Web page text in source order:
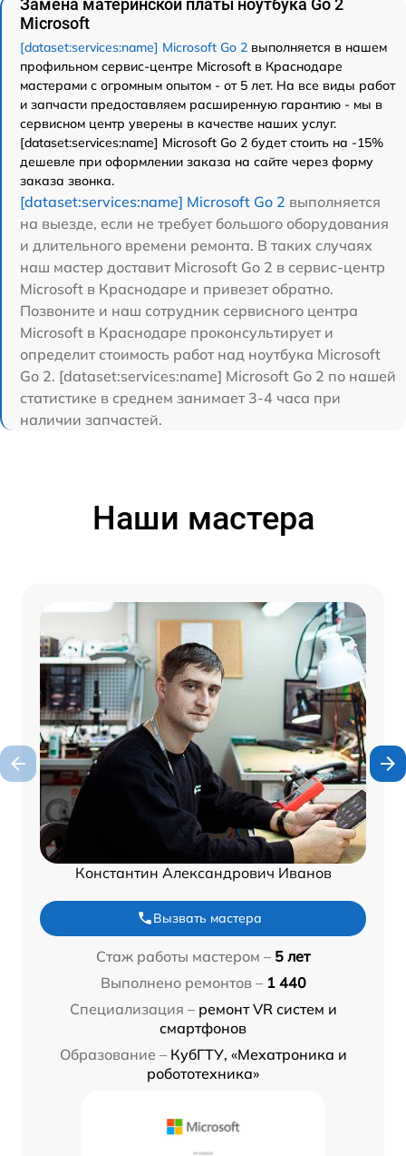
Microsoft
[dataset:services:name] Microsoft Go 2 выполняется в нашем
профильном сервис-центре Microsoft в Краснодаре
мастерами с огромным опытом - от 5 лет. На все виды работ
и запчасти предоставляем расширенную гарантию - мы в
сервисном центр уверены в качестве наших услуг.
[dataset:services:name] Microsoft Go 2 будет стоить на -15%
дешевле при оформлении заказа на сайте через форму
заказа звонка.
[dataset:services:name] Microsoft Go 2 выполняется
на выезде, если не требует большого оборудования
и длительного времени ремонта. В таких случаях
наш мастер доставит Microsoft Go 2 в сервис-центр
Microsoft в Краснодаре и привезет обратно.
Позвоните и наш сотрудник сервисного центра
Microsoft в Краснодаре проконсультирует и
определит стоимость работ над ноутбука Microsoft
Go 2. [dataset:services:name] Microsoft Go 2 по нашей
статистике в среднем занимает 3-4 часа при
наличии запчастей.
Наши мастера
Константин Александрович Иванов
Вызвать мастера
Стаж работы мастером – 5 лет
Выполнено ремонтов – 1 440
Специализация – ремонт VR систем и
смартфонов
Образование – КубГТУ, «Мехатроника и
робототехника»